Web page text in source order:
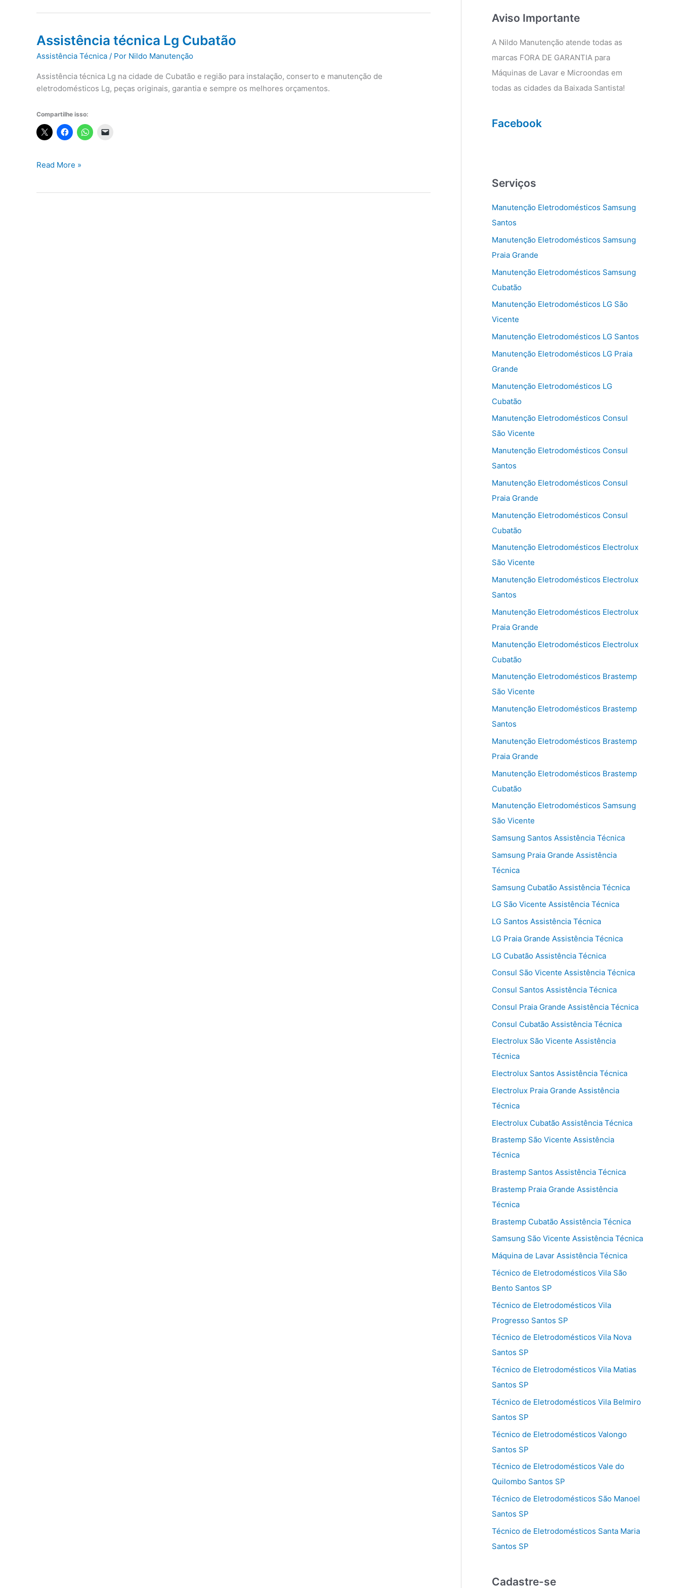
Assistência técnica Lg Cubatão
Assistência Técnica / Por Nildo Manutenção
Assistência técnica Lg na cidade de Cubatão e região para instalação, conserto e manutenção de
eletrodomésticos Lg, peças originais, garantia e sempre os melhores orçamentos.
Compartilhe isso:
Assistência
Read More »
a k
Aviso Importante
A Nildo Manutenção atende todas as
marcas FORA DE GARANTIA para
Máquinas de Lavar e Microondas em
todas as cidades da Baixada Santista!
Facebook
Serviços
Manutenção Eletrodomésticos Samsung
Santos
Manutenção Eletrodomésticos Samsung
Praia Grande
Manutenção Eletrodomésticos Samsung
Cubatão
Manutenção Eletrodomésticos LG São
Vicente
Manutenção Eletrodomésticos LG Santos
Manutenção Eletrodomésticos LG Praia
Grande
Manutenção Eletrodomésticos LG
Cubatão
Manutenção Eletrodomésticos Consul
São Vicente
Manutenção Eletrodomésticos Consul
Santos
Manutenção Eletrodomésticos Consul
Praia Grande
Manutenção Eletrodomésticos Consul
Cubatão
Manutenção Eletrodomésticos Electrolux
São Vicente
Manutenção Eletrodomésticos Electrolux
Santos
Manutenção Eletrodomésticos Electrolux
Praia Grande
Manutenção Eletrodomésticos Electrolux
Cubatão
Manutenção Eletrodomésticos Brastemp
São Vicente
Manutenção Eletrodomésticos Brastemp
Santos
Manutenção Eletrodomésticos Brastemp
Praia Grande
Manutenção Eletrodomésticos Brastemp
Cubatão
Manutenção Eletrodomésticos Samsung
São Vicente
Samsung Santos Assistência Técnica
Samsung Praia Grande Assistência
Técnica
Samsung Cubatão Assistência Técnica
LG São Vicente Assistência Técnica
LG Santos Assistência Técnica
LG Praia Grande Assistência Técnica
LG Cubatão Assistência Técnica
Consul São Vicente Assistência Técnica
Consul Santos Assistência Técnica
Consul Praia Grande Assistência Técnica
Consul Cubatão Assistência Técnica
Electrolux São Vicente Assistência
Técnica
Electrolux Santos Assistência Técnica
Electrolux Praia Grande Assistência
Técnica
Electrolux Cubatão Assistência Técnica
Brastemp São Vicente Assistência
Técnica
Brastemp Santos Assistência Técnica
Brastemp Praia Grande Assistência
Técnica
Brastemp Cubatão Assistência Técnica
Samsung São Vicente Assistência Técnica
Máquina de Lavar Assistência Técnica
Técnico de Eletrodomésticos Vila São
Bento Santos SP
Técnico de Eletrodomésticos Vila
Progresso Santos SP
Técnico de Eletrodomésticos Vila Nova
Santos SP
Técnico de Eletrodomésticos Vila Matias
Santos SP
Técnico de Eletrodomésticos Vila Belmiro
Santos SP
Técnico de Eletrodomésticos Valongo
Santos SP
Técnico de Eletrodomésticos Vale do
Quilombo Santos SP
Técnico de Eletrodomésticos São Manoel
Santos SP
Técnico de Eletrodomésticos Santa Maria
Santos SP
Cadastre-se